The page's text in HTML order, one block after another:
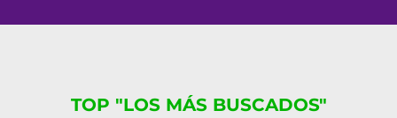
TOP "LOS MÁS BUSCADOS"